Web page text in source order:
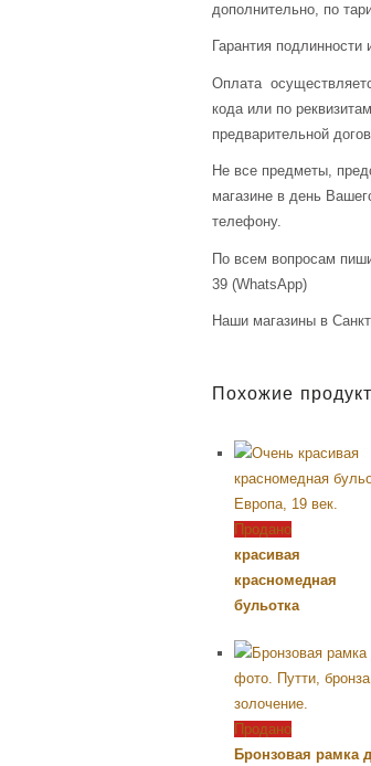
дополнительно, по
Гарантия подлинности
Оплата
кода или по
предварительной
Не все предметы,
магазине в день
телефону.
По всем вопросам
39 (WhatsApp)
Наши магазины в
Похожие
Продано
красивая
красномедная
бульотка
Продано
Бронзовая рамка